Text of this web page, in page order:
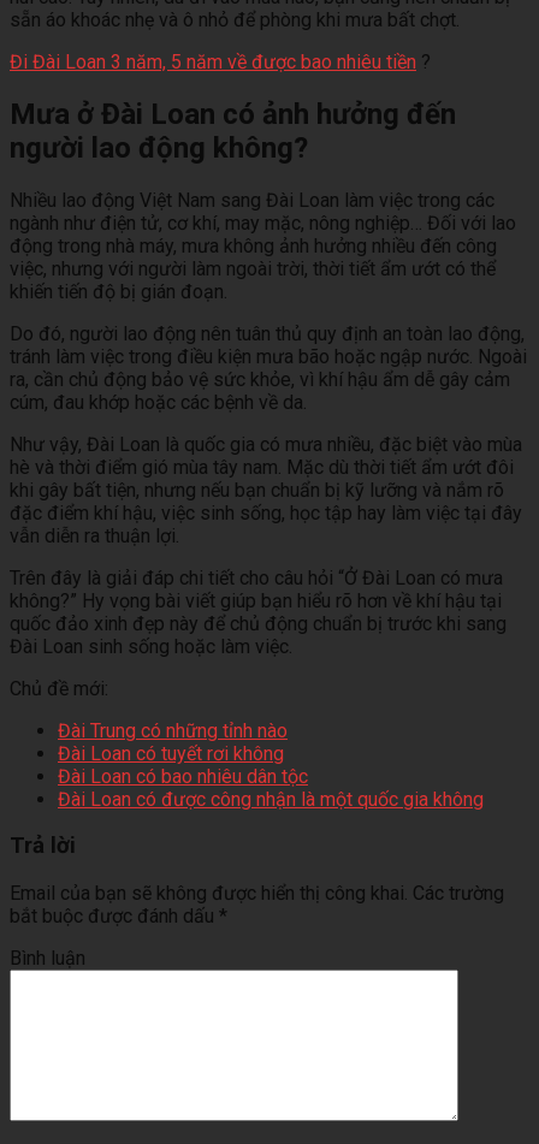
sẵn áo khoác nhẹ và ô nhỏ để phòng khi mưa bất chợt.
Đi Đài Loan 3 năm, 5 năm về được bao nhiêu tiền ?
Mưa ở Đài Loan có ảnh hưởng đến
người lao động không?
Nhiều lao động Việt Nam sang Đài Loan làm việc trong các
ngành như điện tử, cơ khí, may mặc, nông nghiệp… Đối với lao
động trong nhà máy, mưa không ảnh hưởng nhiều đến công
việc, nhưng với người làm ngoài trời, thời tiết ẩm ướt có thể
khiến tiến độ bị gián đoạn.
Do đó, người lao động nên tuân thủ quy định an toàn lao động,
tránh làm việc trong điều kiện mưa bão hoặc ngập nước. Ngoài
ra, cần chủ động bảo vệ sức khỏe, vì khí hậu ẩm dễ gây cảm
cúm, đau khớp hoặc các bệnh về da.
Như vậy, Đài Loan là quốc gia có mưa nhiều, đặc biệt vào mùa
hè và thời điểm gió mùa tây nam. Mặc dù thời tiết ẩm ướt đôi
khi gây bất tiện, nhưng nếu bạn chuẩn bị kỹ lưỡng và nắm rõ
đặc điểm khí hậu, việc sinh sống, học tập hay làm việc tại đây
vẫn diễn ra thuận lợi.
Trên đây là giải đáp chi tiết cho câu hỏi “Ở Đài Loan có mưa
không?” Hy vọng bài viết giúp bạn hiểu rõ hơn về khí hậu tại
quốc đảo xinh đẹp này để chủ động chuẩn bị trước khi sang
Đài Loan sinh sống hoặc làm việc.
Chủ đề mới:
Đài Trung có những tỉnh nào
Đài Loan có tuyết rơi không
Đài Loan có bao nhiêu dân tộc
Đài Loan có được công nhận là một quốc gia không
Trả lời
Email của bạn sẽ không được hiển thị công khai. Các trường
bắt buộc được đánh dấu *
Bình luận